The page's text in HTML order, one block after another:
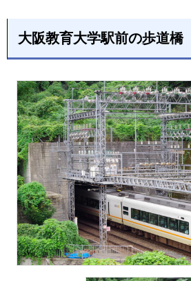
大阪教育大学駅前の歩道橋